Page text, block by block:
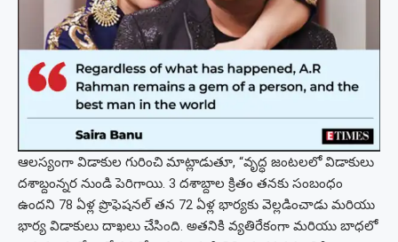
ఆలస్యంగా విడాకుల గురించి మాట్లాడుతూ, “వృద్ధ జంటలలో విడాకులు
దశాబ్దంన్నర నుండి పెరిగాయి. 3 దశాబ్దాల క్రితం తనకు సంబంధం
ఉందని 78 ఏళ్ల ప్రొఫెషనల్ తన 72 ఏళ్ల భార్యకు వెల్లడించాడు మరియు
భార్య విడాకులు దాఖలు చేసింది. అతనికి వ్యతిరేకంగా మరియు బాధలో